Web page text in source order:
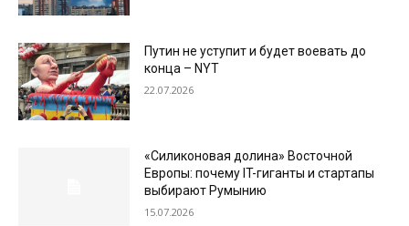
Путин не уступит и будет воевать до
конца – NYT
22.07.2026
«Силиконовая долина» Восточной
Европы: почему IT-гиганты и стартапы
выбирают Румынию
15.07.2026